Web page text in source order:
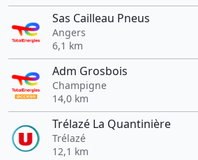
Sas Cailleau Pneus
Angers
6,1 km
Adm Grosbois
Champigne
14,0 km
Trélazé La Quantinière
Trélazé
12,1 km